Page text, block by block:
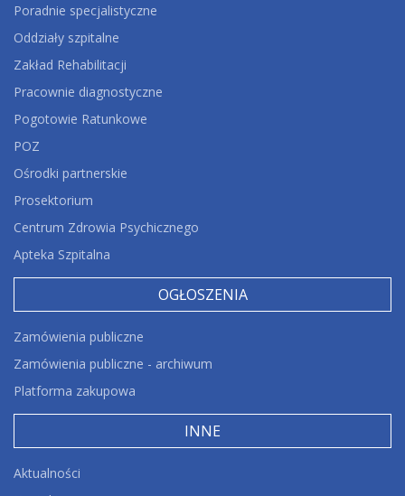
Poradnie specjalistyczne
Oddziały szpitalne
Zakład Rehabilitacji
Pracownie diagnostyczne
Pogotowie Ratunkowe
POZ
Ośrodki partnerskie
Prosektorium
Centrum Zdrowia Psychicznego
Apteka Szpitalna
OGŁOSZENIA
Zamówienia publiczne
Zamówienia publiczne - archiwum
Platforma zakupowa
INNE
Aktualności